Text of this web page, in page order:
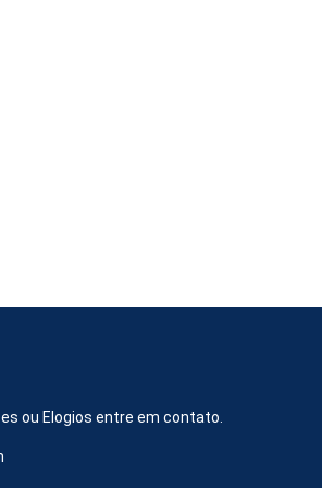
ou Elogios entre em contato.